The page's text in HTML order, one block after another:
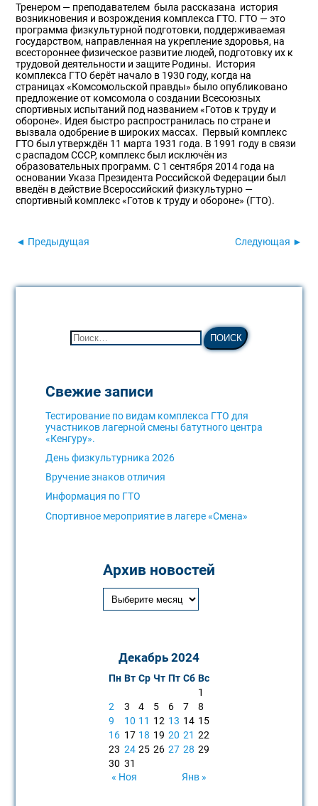
Тренером — преподавателем была рассказана история
возникновения и возрождения комплекса ГТО. ГТО — это
программа физкультурной подготовки, поддерживаемая
государством, направленная на укрепление здоровья, на
всестороннее физическое развитие людей, подготовку их к
трудовой деятельности и защите Родины. История
комплекса ГТО берёт начало в 1930 году, когда на
страницах «Комсомольской правды» было опубликовано
предложение от комсомола о создании Всесоюзных
спортивных испытаний под названием «Готов к труду и
обороне». Идея быстро распространилась по стране и
вызвала одобрение в широких массах. Первый комплекс
ГТО был утверждён 11 марта 1931 года. В 1991 году в связи
с распадом СССР, комплекс был исключён из
образовательных программ. С 1 сентября 2014 года на
основании Указа Президента Российской Федерации был
введён в действие Всероссийский физкультурно —
спортивный комплекс «Готов к труду и обороне» (ГТО).
◄ Предыдущая Следующая ►
Свежие записи
Тестирование по видам комплекса ГТО для
участников лагерной смены батутного центра
«Кенгуру».
День физкультурника 2026
Вручение знаков отличия
Информация по ГТО
Спортивное мероприятие в лагере «Смена»
Архив новостей
Декабрь 2024
Пн Вт Ср Чт Пт Сб Вс
1
2
3 4 5 6 7
8
9
10 11 12 13 14 15
16 17 18 19 20 21 22
23 24 25 26 27 28 29
30 31
« Ноя
Янв »